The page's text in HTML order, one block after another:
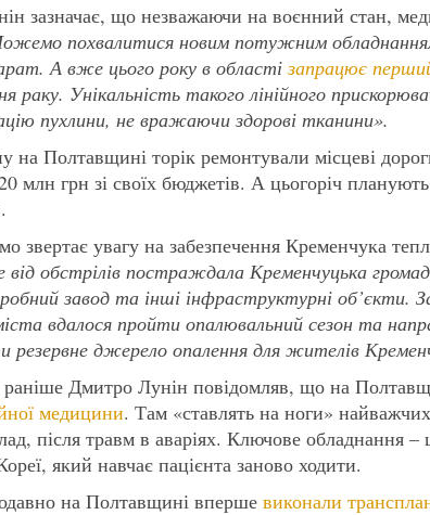
зазначає, що незважаючи на воєнний стан,
похвалитися новим потужним
А вже цього року в областізапрацює
раку. Унікальність такого лінійного
пухлини, не вражаючи здорові тканини».
на Полтавщині торік ремонтували місцеві
млн грн зі своїх бюджетів. А цьогоріч
звертає увагу на забезпечення Кременчука
від обстрілів постраждала Кременчуцька
завод та інші інфраструктурні об’єкти.
вдалося пройти опалювальний сезон та
резервне джерело опалення для жителів
раніше Дмитро Лунін повідомляв, що на
медицини. Там «ставлять на ноги»
після травм в аваріях. Ключове обладнання –
який навчає пацієнта заново ходити.
на Полтавщині вперше виконали